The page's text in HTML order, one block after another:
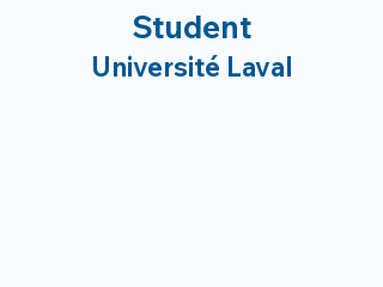
Student
Université Laval